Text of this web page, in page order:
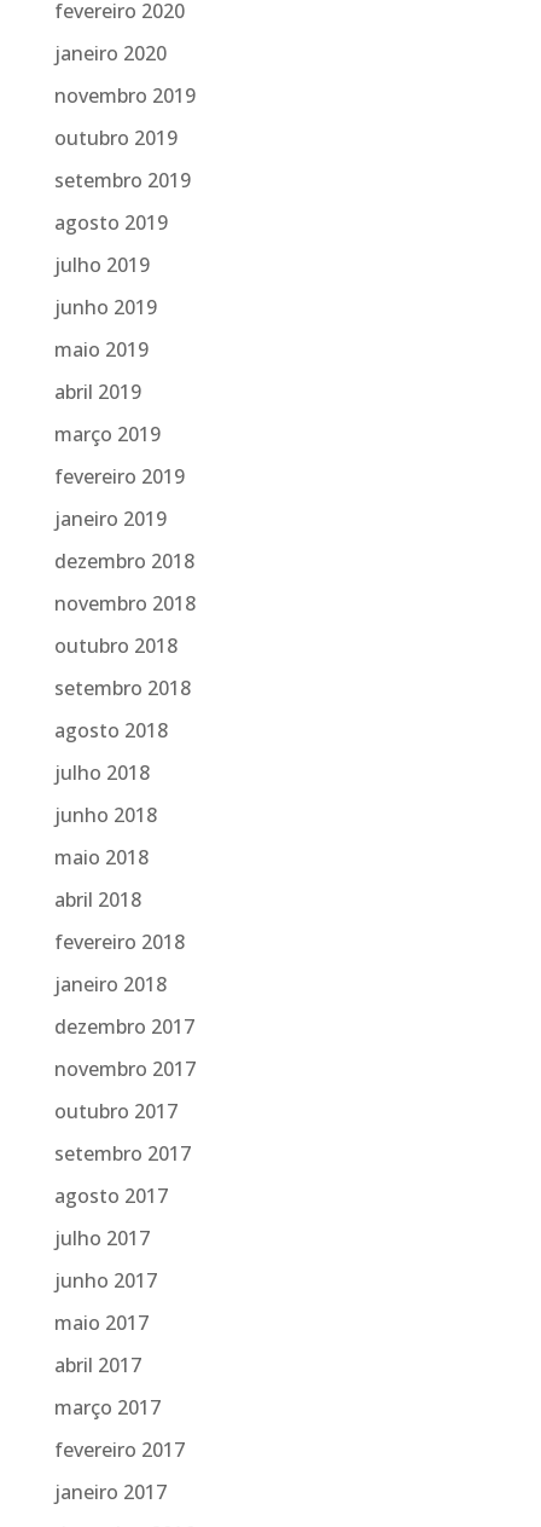
fevereiro 2020
janeiro 2020
novembro 2019
outubro 2019
setembro 2019
agosto 2019
julho 2019
junho 2019
maio 2019
abril 2019
março 2019
fevereiro 2019
janeiro 2019
dezembro 2018
novembro 2018
outubro 2018
setembro 2018
agosto 2018
julho 2018
junho 2018
maio 2018
abril 2018
fevereiro 2018
janeiro 2018
dezembro 2017
novembro 2017
outubro 2017
setembro 2017
agosto 2017
julho 2017
junho 2017
maio 2017
abril 2017
março 2017
fevereiro 2017
janeiro 2017